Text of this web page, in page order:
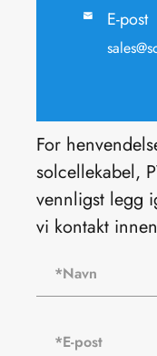
 E-post
For
solcellekabel,
vennligst legg
vi kontakt